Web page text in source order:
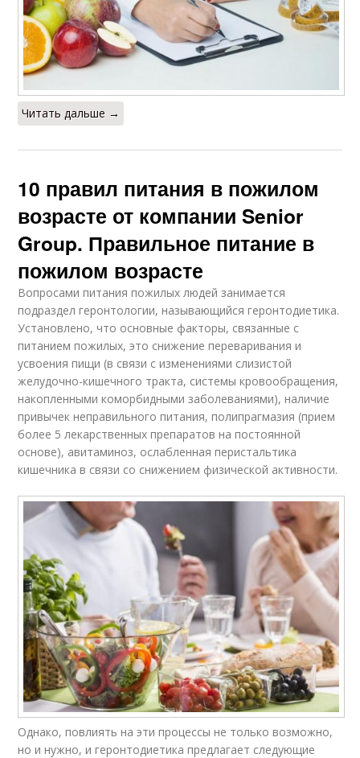
Читать дальше →
10 правил питания в пожилом
возрасте от компании Senior
Group. Правильное питание в
пожилом возрасте
Вопросами питания пожилых людей занимается
подраздел геронтологии, называющийся геронтодиетика.
Установлено, что основные факторы, связанные с
питанием пожилых, это снижение переваривания и
усвоения пищи (в связи с изменениями слизистой
желудочно-кишечного тракта, системы кровообращения,
накопленными коморбидными заболеваниями), наличие
привычек неправильного питания, полипрагмазия (прием
более 5 лекарственных препаратов на постоянной
основе), авитаминоз, ослабленная перистальтика
кишечника в связи со снижением физической активности.
Однако, повлиять на эти процессы не только возможно,
но и нужно, и геронтодиетика предлагает следующие